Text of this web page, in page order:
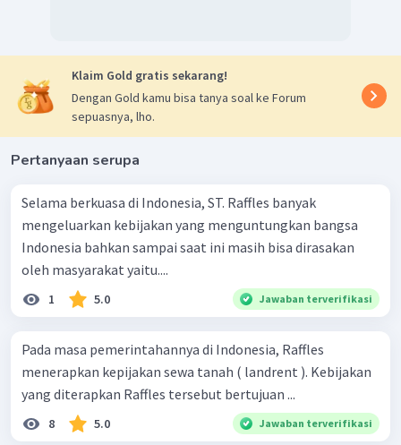
Klaim Gold gratis sekarang!
Dengan Gold kamu bisa tanya soal ke Forum
sepuasnya, lho.
Pertanyaan serupa
Selama berkuasa di Indonesia, ST. Raffles banyak
mengeluarkan kebijakan yang menguntungkan bangsa
Indonesia bahkan sampai saat ini masih bisa dirasakan
oleh masyarakat yaitu....
1 5.0 Jawaban terverifikasi
Pada masa pemerintahannya di Indonesia, Raffles
menerapkan kepijakan sewa tanah ( landrent ). Kebijakan
yang diterapkan Raffles tersebut bertujuan ...
8 5.0 Jawaban terverifikasi